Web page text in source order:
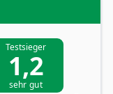
Testsieger
1,2
sehr gut